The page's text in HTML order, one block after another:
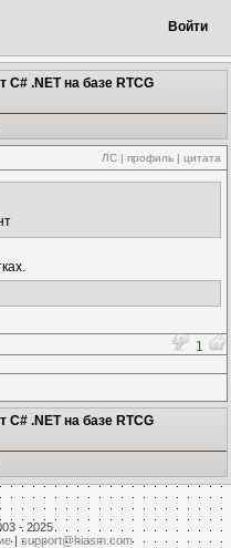
Войти
C# .NET на базе RTCG
ЛС | профиль | цитата
1
C# .NET на базе RTCG
- 2025
| support@hiasm.com